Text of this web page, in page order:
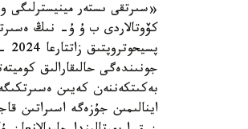
«سىرتقى ىستەر مينيسترلىگى
كۆوتالاردى ب ۇ ۇ- نىڭ
جونىندەگى حالىقارالىق
بەكىتكەننەن كەيىن
اينالىمىن جۇزەگە اسىراتىن